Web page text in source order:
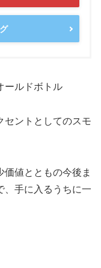
ールドボトル
セントとしてのスモ
価値とともの今後ま
、手に入るうちに一